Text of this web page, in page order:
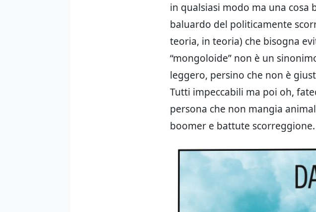
in qualsiasi modo ma una cosa
baluardo del politicamente
teoria, in teoria) che bisogna
“mongoloide” non è un
leggero, persino che non è
Tutti impeccabili ma poi oh,
persona che non mangia
boomer e battute scorreggione.